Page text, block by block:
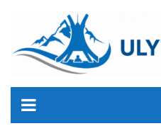
содержанию